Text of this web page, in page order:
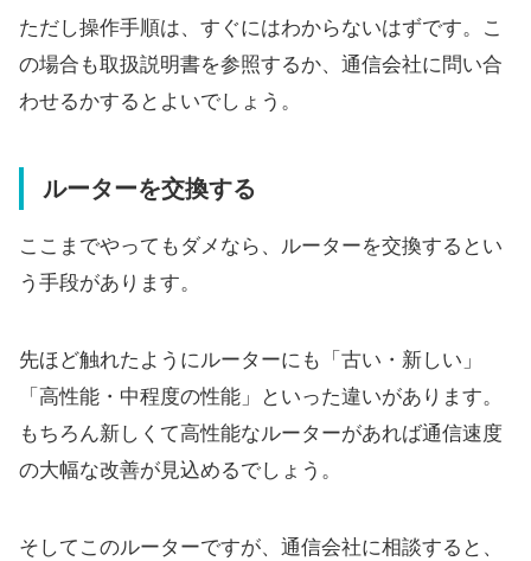
ただし操作手順は、すぐにはわからないはずです。こ
の場合も取扱説明書を参照するか、通信会社に問い合
わせるかするとよいでしょう。
ルーターを交換する
ここまでやってもダメなら、ルーターを交換するとい
う手段があります。
先ほど触れたようにルーターにも「古い・新しい」
「高性能・中程度の性能」といった違いがあります。
もちろん新しくて高性能なルーターがあれば通信速度
の大幅な改善が見込めるでしょう。
そしてこのルーターですが、通信会社に相談すると、